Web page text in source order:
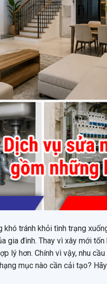
khó tránh khỏi tình trạng
gia đình. Thay vì xây mới
lý hơn. Chính vì vậy, nhu
mục nào cần cải tạo?